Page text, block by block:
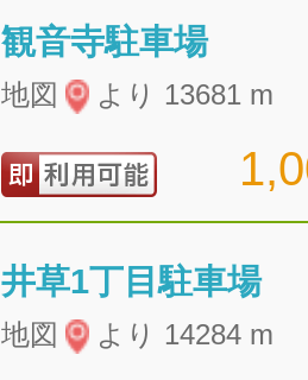
観音寺駐車場
地図 より 13681 m
井草1丁目駐車場
地図 より 14284 m